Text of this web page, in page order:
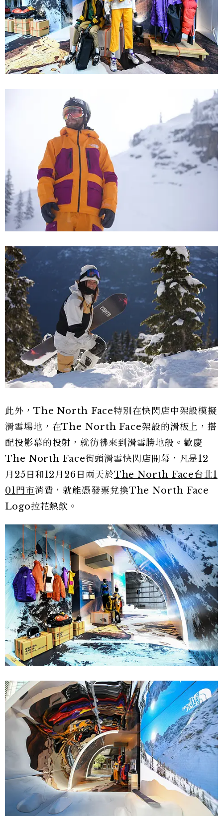
此外，The North Face特別在快閃店中架設模擬
滑雪場地，在The North Face架設的滑板上，搭
配投影幕的投射，就彷彿來到滑雪勝地般。歡慶
The North Face街頭滑雪快閃店開幕，凡是12
月25日和12月26日兩天於The North Face台北1
01門市消費，就能憑發票兌換The North Face
Logo拉花熱飲。